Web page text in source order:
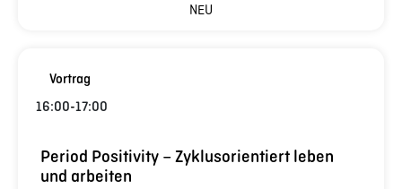
NEU
Vortrag
16:00-17:00
Period Positivity – Zyklusorientiert leben
und arbeiten